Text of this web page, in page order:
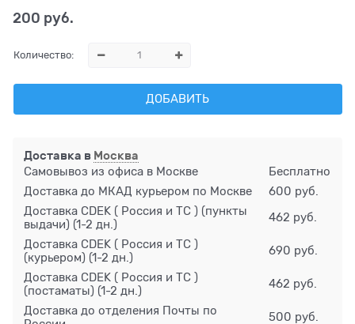
200 руб.
Количество:
ДОБАВИТЬ
Доставка в Москва
Самовывоз из офиса в Москве
Бесплатно
Доставка до МКАД курьером по Москве
600 руб.
Доставка CDEK ( Россия и ТС ) (пункты
выдачи) (1-2 дн.)
462 руб.
Доставка CDEK ( Россия и ТС )
(курьером) (1-2 дн.)
690 руб.
Доставка CDEK ( Россия и ТС )
(постаматы) (1-2 дн.)
462 руб.
Доставка до отделения Почты по
500 руб.